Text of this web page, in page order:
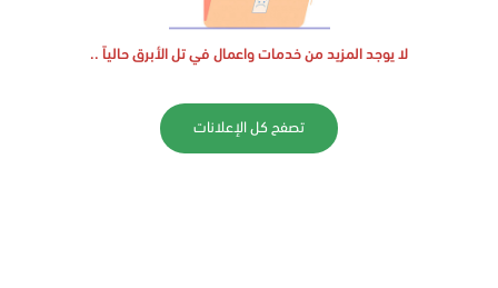
لا يوجد المزيد من خدمات واعمال في تل الأبرق حالياً ..
تصفح كل الإعلانات